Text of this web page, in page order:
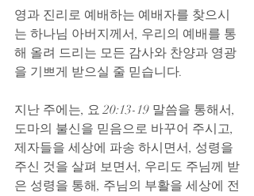
영과 진리로 예배하는 예배자를 찾으시
는 하나님 아버지께서, 우리의 예배를 통
해 올려 드리는 모든 감사와 찬양과 영광
을 기쁘게 받으실 줄 믿습니다.
지난 주에는, 요 20:13-19 말씀을 통해서,
도마의 불신을 믿음으로 바꾸어 주시고,
제자들을 세상에 파송 하시면서, 성령을
주신 것을 살펴 보면서, 우리도 주님께 받
은 성령을 통해, 주님의 부활을 세상에 전